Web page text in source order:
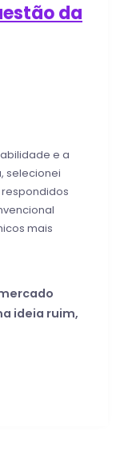
da
e a
selecionei
mais
ideia ruim,